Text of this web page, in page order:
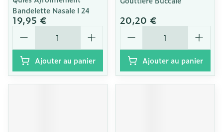
Bandelette Nasale l 24
19,95 €
Quantité
Ajouter au panier
20,20 €
Quantité
Ajouter au panier